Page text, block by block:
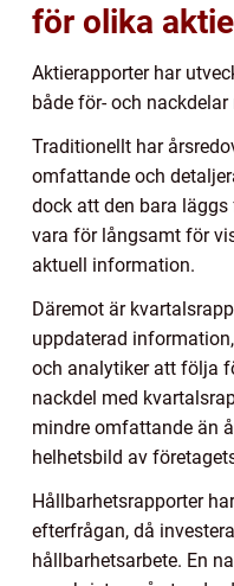
för olika
Aktierapporter har
både för- och
Traditionellt har
omfattande och
dock att den bara läggs
vara för långsamt för
aktuell information.
Däremot är
uppdaterad
och analytiker att följa
nackdel med
mindre omfattande än
helhetsbild av
Hållbarhetsrapporter
efterfrågan, då
hållbarhetsarbete. En